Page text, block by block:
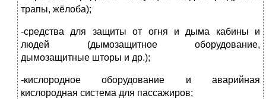
трапы, жёлоба);
-средства для защиты от огня и дыма кабины и
людей (дымозащитное оборудование,
дымозащитные шторы и др.);
-кислородное оборудование и аварийная
кислородная система для пассажиров;